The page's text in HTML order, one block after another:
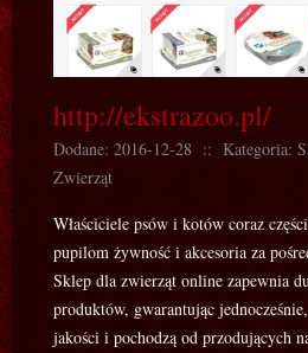
http://ekstrazoo.pl/
Dodane: 2016-12-28 :: Kategoria:
Zwierząt
Właściciele psów i kotów coraz
pupilom żywność i akcesoria za
Sklep dla zwierząt online zapewnia
produktów, gwarantując
jakości i pochodzą od przodujących